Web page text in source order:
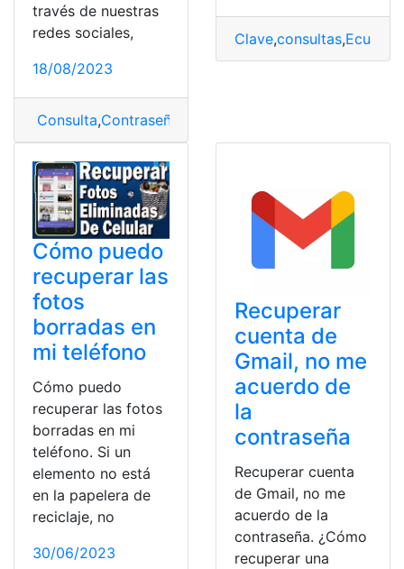
través de nuestras
redes sociales,
18/08/2023
Consulta,Contraseña
Clave,consultas,Ecuador
Cómo puedo
recuperar las
fotos
borradas en
mi teléfono
Cómo puedo
recuperar las fotos
borradas en mi
teléfono. Si un
elemento no está
en la papelera de
reciclaje, no
30/06/2023
Recuperar
cuenta de
Gmail, no me
acuerdo de
la
contraseña
Recuperar cuenta
de Gmail, no me
acuerdo de la
contraseña. ¿Cómo
recuperar una